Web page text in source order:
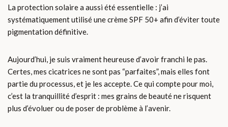
La protection solaire a aussi été essentielle : j’ai
systématiquement utilisé une crème SPF 50+ afin d’éviter toute
pigmentation définitive.
Aujourd’hui, je suis vraiment heureuse d’avoir franchi le pas.
Certes, mes cicatrices ne sont pas “parfaites”, mais elles font
partie du processus, et je les accepte. Ce qui compte pour moi,
c’est la tranquillité d’esprit : mes grains de beauté ne risquent
plus d’évoluer ou de poser de problème à l’avenir.